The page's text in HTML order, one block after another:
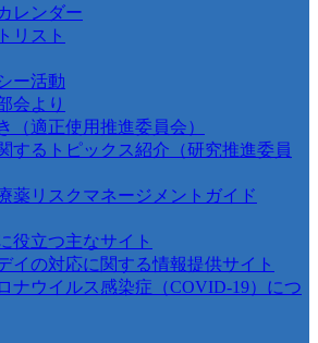
レンダー
リスト
ー活動
会より
（適正使用推進委員会）
するトピックス紹介（研究推進委員
薬リスクマネージメントガイド
役立つ主なサイト
イの対応に関する情報提供サイト
ナウイルス感染症（COVID-19）につ